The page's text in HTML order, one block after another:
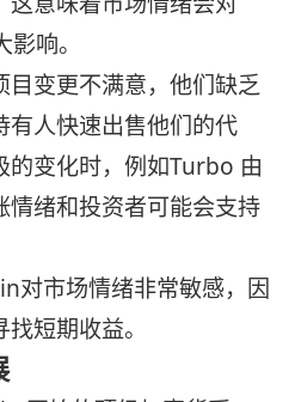
响。
目变更不满意，他们缺乏
有人快速出售他们的代
的变化时，例如Turbo 由
情绪和投资者可能会支持
对市场情绪非常敏感，因
短期收益。